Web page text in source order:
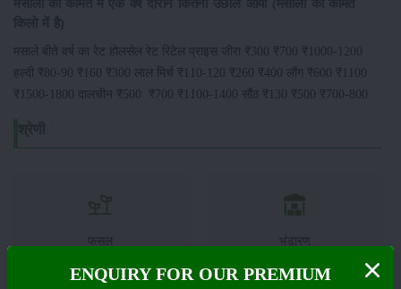
मसाले बीते वर्ष का रेट होलसेल रेट रिटेल प्राइस जीरा ₹300 ₹700 ₹1000-1200
हल्दी ₹80-90 ₹160 ₹300 लाल मिर्च ₹110-120 ₹260 ₹400 लौंग ₹600 ₹1100
₹1500-1800 दालचीन ₹500 ₹700 ₹1100-1400 सौंठ ₹130 ₹500 ₹700-800
फसल भंडारण
ENQUIRY FOR OUR PREMIUM